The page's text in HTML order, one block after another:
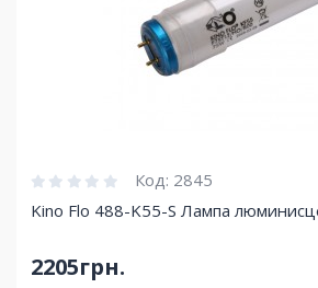
Код: 2845
Kino Flo 488-K55-S Лампа
2205грн.